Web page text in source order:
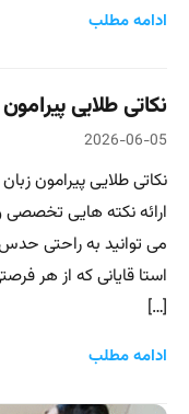
ادامه مطلب
نکاتی طلایی
2026-06-05
نکاتی طلایی پیرامون
ارائه نکته هایی تخصصی
می توانید به راحتی
استا قایانی که از هر
[…]
ادامه مطلب